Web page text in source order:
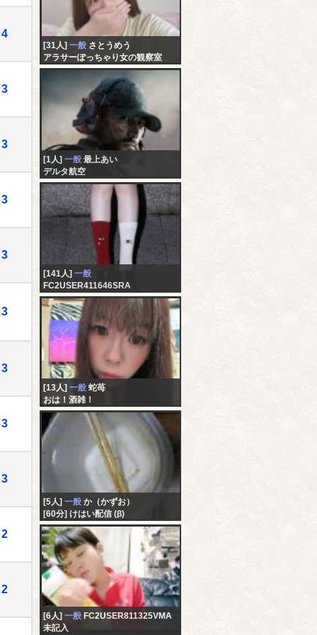
4
3
3
3
3
3
3
3
3
2
2
[31人] 一般 さとうめう
アラサーぽっちゃり女の観察室
[1人] 一般 最上あい
デルタ航空
[141人] 一般
FC2USER411646SRA
未記入
[13人] 一般 蛇苺
おは！酒雑！
[5人] 一般 か（かずお）
[60分] けはい配信 (β)
[6人] 一般 FC2USER811325VMA
未記入